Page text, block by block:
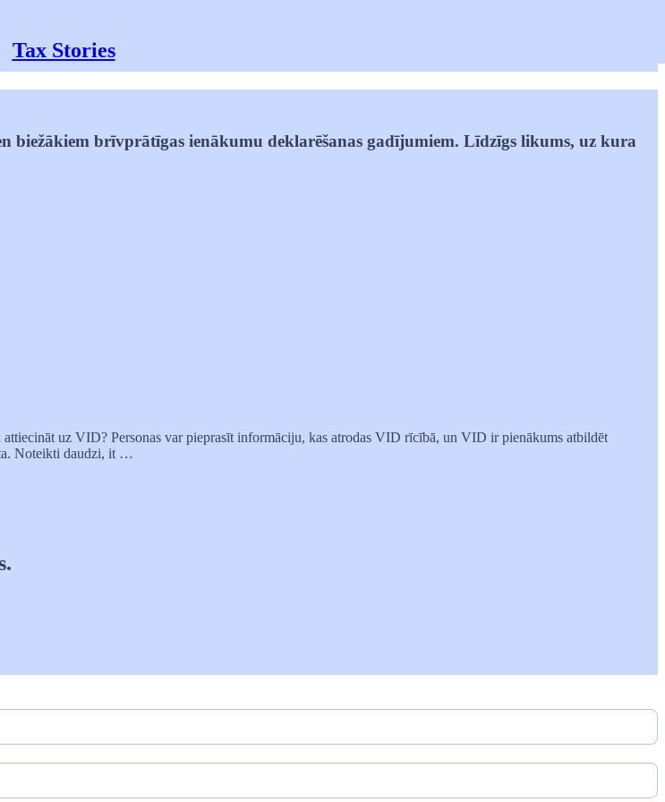
Tax Stories
brīvprātīgas ienākumu deklarēšanas gadījumiem. Līdzīgs likums, uz kura
uz VID? Personas var pieprasīt informāciju, kas atrodas VID rīcībā, un VID ir pienākums atbildēt
Noteikti daudzi, it …